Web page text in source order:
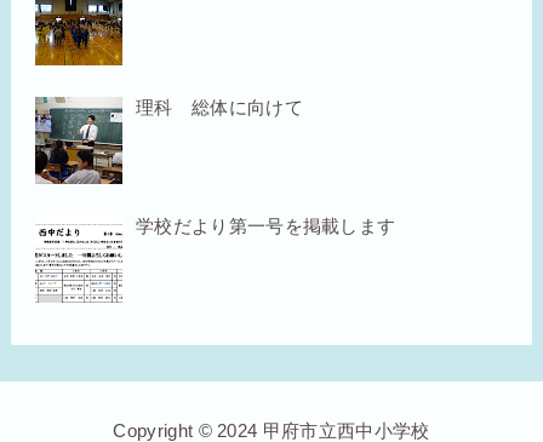
理科 総体に向けて
学校だより第一号を掲載します
Copyright © 2024 甲府市立西中小学校